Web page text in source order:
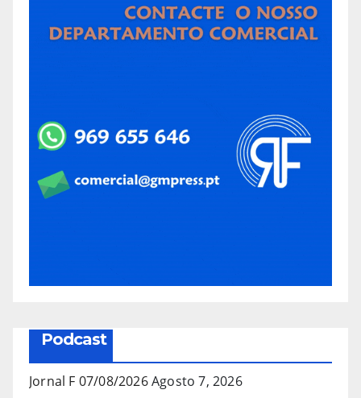
Podcast
Jornal F 07/08/2026Agosto 7, 2026